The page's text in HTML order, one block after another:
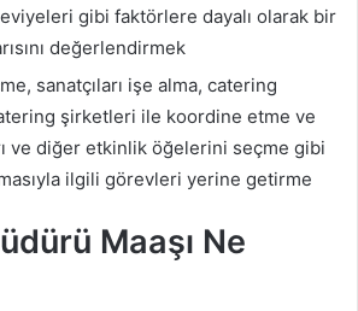
gibi faktörlere dayalı olarak bir
değerlendirmek
sanatçıları işe alma, catering
şirketleri ile koordine etme ve
ve diğer etkinlik öğelerini seçme gibi
ilgili görevleri yerine getirme
Maaşı Ne